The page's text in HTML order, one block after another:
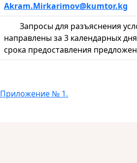
Akram.Mirkarimov@kumtor.kg
Запросы для разъяснения
направлены за 3 календарных
срока предоставления
Приложение № 1.